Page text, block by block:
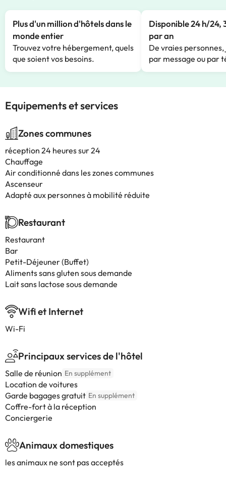
Plus d'un million d'hôtels dans le
monde entier
Trouvez votre hébergement, quels
que soient vos besoins.
Disponible 24 h/24,
par an
De vraies
par message ou par
Equipements et services
Zones communes
réception 24 heures sur 24
Chauffage
Air conditionné dans les zones communes
Ascenseur
Adapté aux personnes à mobilité réduite
Restaurant
Restaurant
Bar
Petit-Déjeuner (Buffet)
Aliments sans gluten sous demande
Lait sans lactose sous demande
Wifi et Internet
Wi-Fi
Principaux services de l'hôtel
Salle de réunion En supplément
Location de voitures
Garde bagages gratuit En supplément
Coffre-fort à la réception
Conciergerie
Animaux domestiques
les animaux ne sont pas acceptés